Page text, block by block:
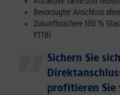
Bevorzugter Anschluss
Zukunftssichere 100 %
FTTB)
Sichern Sie
profitieren Sie